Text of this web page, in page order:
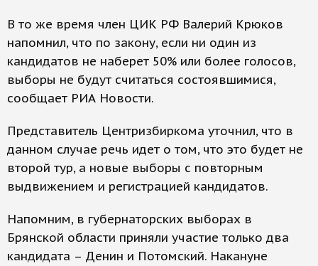
В то же время член ЦИК РФ Валерий Крюков
напомнил, что по закону, если ни один из
кандидатов не наберет 50% или более голосов,
выборы не будут считаться состоявшимися,
сообщает РИА Новости.
Представитель Центризбиркома уточнил, что в
данном случае речь идет о том, что это будет не
второй тур, а новые выборы с повторным
выдвижением и регистрацией кандидатов.
Напомним, в губернаторских выборах в
Брянской области приняли участие только два
кандидата – Денин и Потомский. Накануне